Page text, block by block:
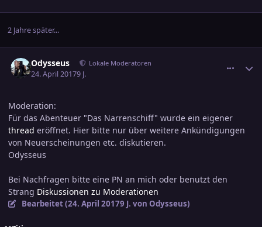
2 Jahre später...
Odysseus Lokale Moderatoren
24. April 20179 J.
Moderation:
Für das Abenteuer "Das Narrenschiff" wurde ein eigener
thread eröffnet. Hier bitte nur über weitere Ankündigungen
von Neuerscheinungen etc. diskutieren.
Odysseus
Bei Nachfragen bitte eine PN an mich oder benutzt den
Strang Diskussionen zu Moderationen
Bearbeitet (24. April 20179 J. von Odysseus)